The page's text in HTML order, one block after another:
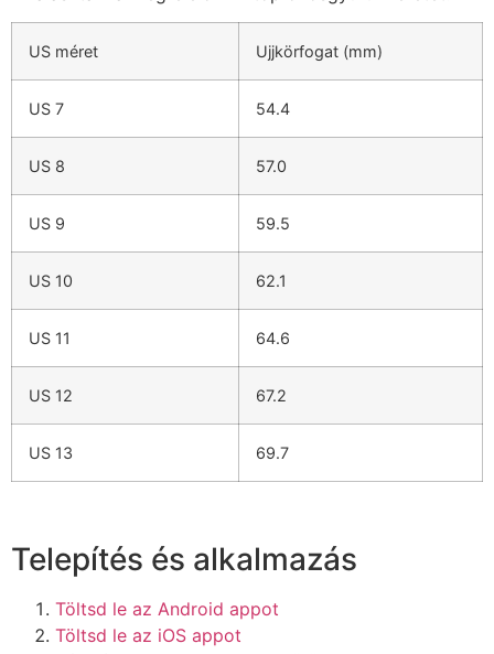
US méret Ujjkörfogat (mm)
US 7 54.4
US 8 57.0
US 9 59.5
US 10 62.1
US 11 64.6
US 12 67.2
US 13 69.7
Telepítés és alkalmazás
Töltsd le az Android appot
Töltsd le az iOS appot